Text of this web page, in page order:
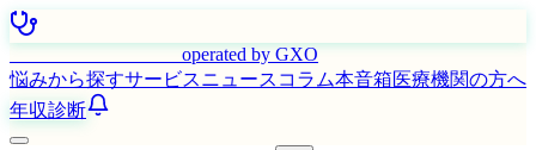
operated by GXO
悩みから探すサービスニュース コラム本音箱医療機関の方へ
年収診断